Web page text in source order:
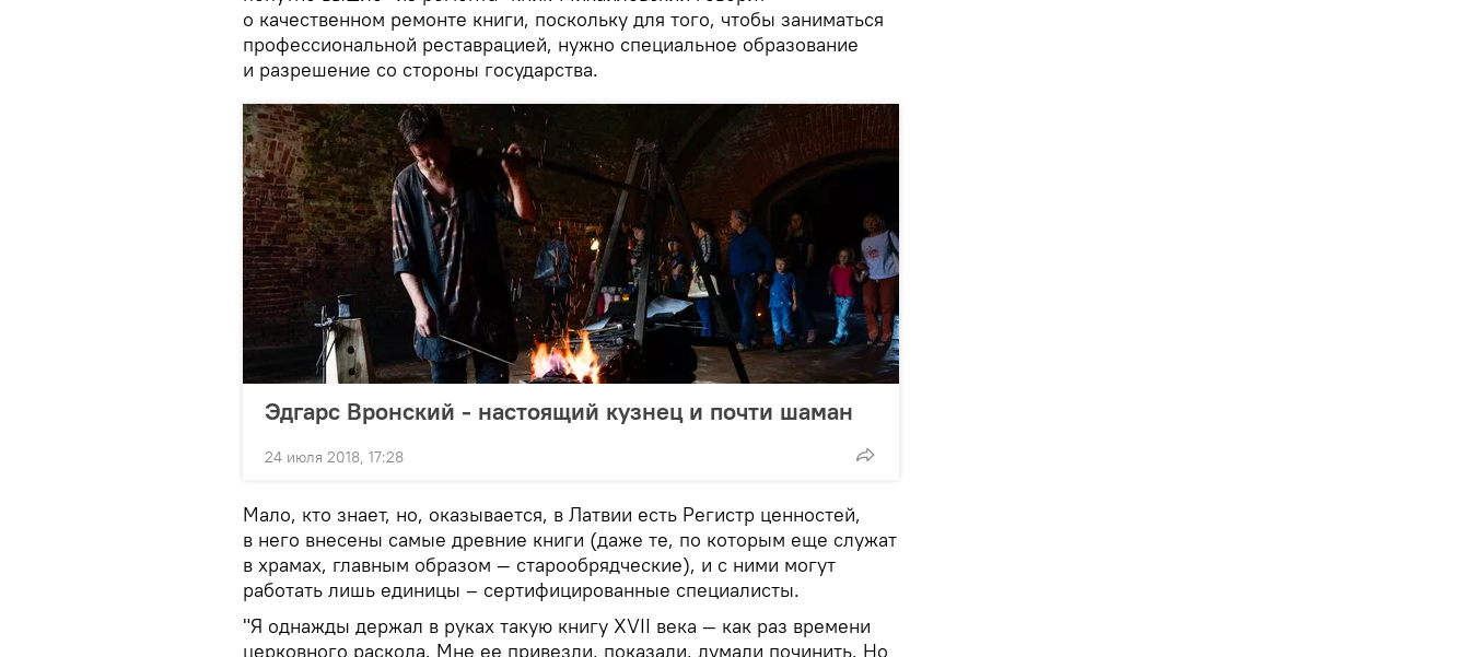
о качественном ремонте книги, поскольку для того, чтобы заниматься
профессиональной реставрацией, нужно специальное образование
и разрешение со стороны государства.
Эдгарс Вронский - настоящий кузнец и почти шаман
24 июля 2018, 17:28
Мало, кто знает, но, оказывается, в Латвии есть Регистр ценностей,
в него внесены самые древние книги (даже те, по которым еще служат
в храмах, главным образом — старообрядческие), и с ними могут
работать лишь единицы – сертифицированные специалисты.
"Я однажды держал в руках такую книгу XVII века — как раз времени
церковного раскола. Мне ее привезли, показали, думали починить. Но